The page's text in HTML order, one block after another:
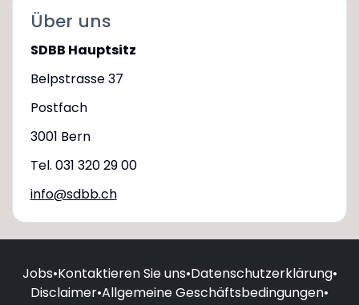
Über uns
SDBB Hauptsitz
Belpstrasse 37
Postfach
3001 Bern
Tel. 031 320 29 00
info@sdbb.ch
Jobs•Kontaktieren Sie uns•Datenschutzerklärung•
Disclaimer•Allgemeine Geschäftsbedingungen•